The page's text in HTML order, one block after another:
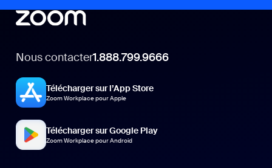
Nous contacter1.888.799.9666
Télécharger sur l’App Store
Zoom Workplace pour Apple
Télécharger sur Google Play
Zoom Workplace pour Android